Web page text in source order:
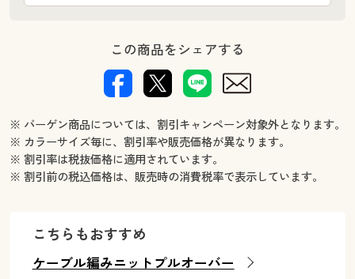
この商品をシェアする
※ バーゲン商品については、割引キャンペーン対象外となります。
※ カラーサイズ毎に、割引率や販売価格が異なります。
※ 割引率は税抜価格に適用されています。
※ 割引前の税込価格は、販売時の消費税率で表示しています。
こちらもおすすめ
ケーブル編みニットプルオーバー